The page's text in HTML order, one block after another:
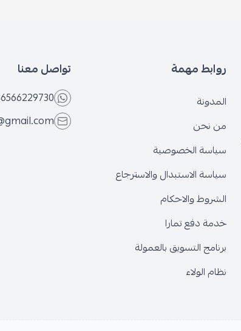
روابط مهمة
المدونة
من نحن
سياسة الخصوصية
سياسة الاستبدال والاسترجاع
الشروط والاحكام
خدمة دفع تمارا
برنامج التسويق بالعمولة
نظام الولاء
تواصل معنا